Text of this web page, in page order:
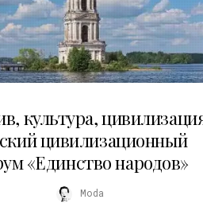
культура,
цивилизационный
«Единство народов»
Moda